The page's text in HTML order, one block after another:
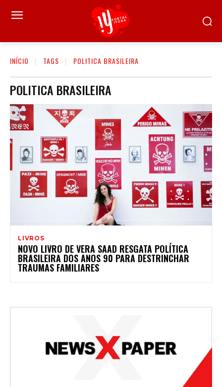
INÍCIO TAGS POLITICA BRASILEIRA
POLITICA BRASILEIRA
LIVROS
NOVO LIVRO DE VERA SAAD RESGATA POLÍTICA
BRASILEIRA DOS ANOS 90 PARA DESTRINCHAR
TRAUMAS FAMILIARES